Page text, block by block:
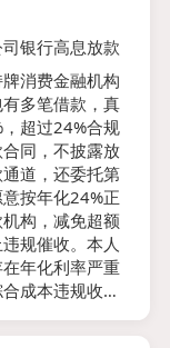
银行高息放款
消费金融机构
多笔借款，真
超过24%合规
同，不披露放
道，还委托第
按年化24%正
构，减免超额
规催收。本人
年化利率严重
成本违规收取